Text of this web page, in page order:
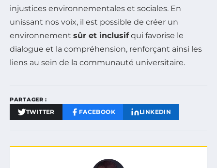
injustices environnementales et sociales. En
unissant nos voix, il est possible de créer un
environnement sûr et inclusifqui favorise le
dialogue et la compréhension, renforçant ainsi les
liens au sein de la communauté universitaire.
PARTAGER :
TWITTER FACEBOOK LINKEDIN